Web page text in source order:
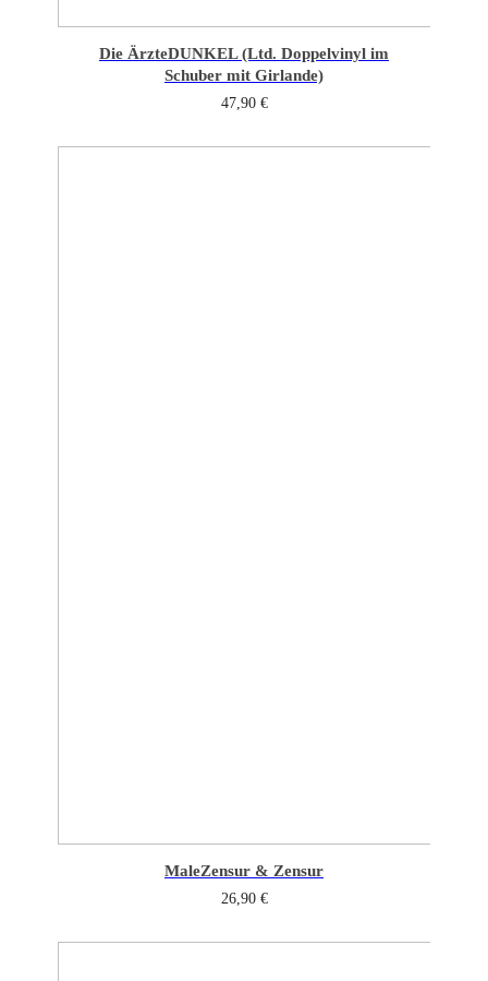
Die ÄrzteDUNKEL (Ltd. Doppelvinyl im
Schuber mit Girlande)
47,90 €
MaleZensur & Zensur
26,90 €